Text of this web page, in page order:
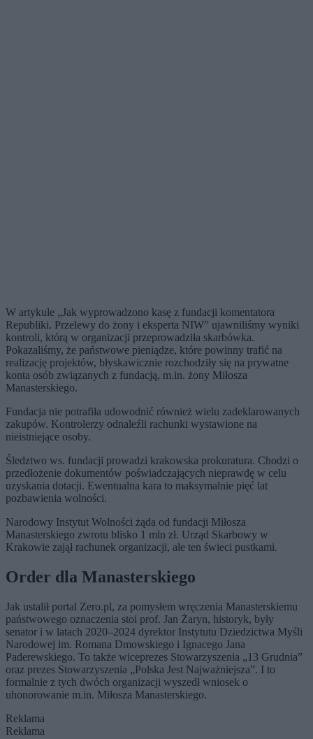
W artykule „Jak wyprowadzono kasę z fundacji komentatora
Republiki. Przelewy do żony i eksperta NIW” ujawniliśmy wyniki
kontroli, którą w organizacji przeprowadziła skarbówka.
Pokazaliśmy, że państwowe pieniądze, które powinny trafić na
realizację projektów, błyskawicznie rozchodziły się na prywatne
konta osób związanych z fundacją, m.in. żony Miłosza
Manasterskiego.
Fundacja nie potrafiła udowodnić również wielu zadeklarowanych
zakupów. Kontrolerzy odnaleźli rachunki wystawione na
nieistniejące osoby.
Śledztwo ws. fundacji prowadzi krakowska prokuratura. Chodzi o
przedłożenie dokumentów poświadczających nieprawdę w celu
uzyskania dotacji. Ewentualna kara to maksymalnie pięć lat
pozbawienia wolności.
Narodowy Instytut Wolności żąda od fundacji Miłosza
Manasterskiego zwrotu blisko 1 mln zł. Urząd Skarbowy w
Krakowie zajął rachunek organizacji, ale ten świeci pustkami.
Order dla Manasterskiego
Jak ustalił portal Zero.pl, za pomysłem wręczenia Manasterskiemu
państwowego oznaczenia stoi prof. Jan Żaryn, historyk, były
senator i w latach 2020–2024 dyrektor Instytutu Dziedzictwa Myśli
Narodowej im. Romana Dmowskiego i Ignacego Jana
Paderewskiego. To także wiceprezes Stowarzyszenia „13 Grudnia”
oraz prezes Stowarzyszenia „Polska Jest Najważniejsza”. I to
formalnie z tych dwóch organizacji wyszedł wniosek o
uhonorowanie m.in. Miłosza Manasterskiego.
Reklama
Reklama